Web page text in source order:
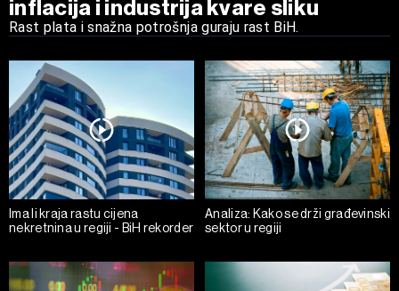
inflacija i industrija kvare sliku
Rast plata i snažna potrošnja guraju rast BiH.
Ima li kraja rastu cijena
nekretnina u regiji - BiH rekorder
Analiza: Kako se drži građevinski
sektor u regiji